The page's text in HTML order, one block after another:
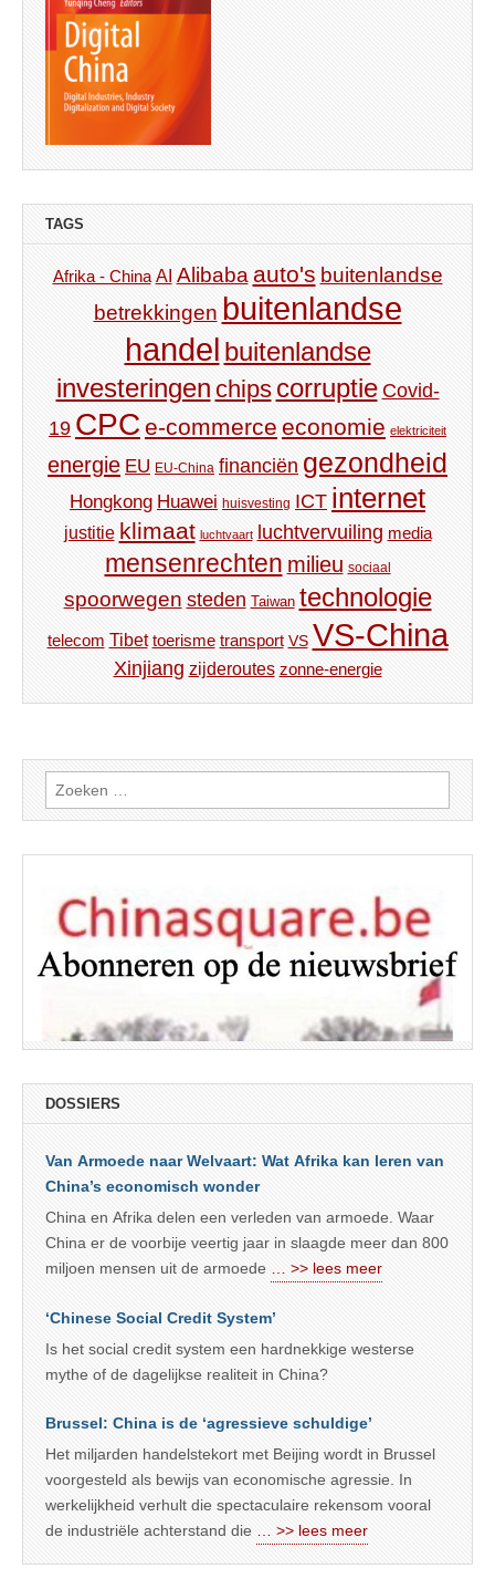
TAGS
Afrika - China AI Alibaba auto's buitenlandse
betrekkingen buitenlandse
handel buitenlandse
investeringen chips corruptie Covid-
19 CPC e-commerce economie elektriciteit
energie EU EU-China financiën gezondheid
Hongkong Huawei huisvesting ICT internet
justitie klimaat luchtvaart luchtvervuiling media
mensenrechten milieu sociaal
spoorwegen steden Taiwan technologie
telecom Tibet toerisme transport VS VS-China
Xinjiang zijderoutes zonne-energie
Zoeken
naar:
DOSSIERS
Van Armoede naar Welvaart: Wat Afrika kan leren van
China’s economisch wonder
China en Afrika delen een verleden van armoede. Waar
China er de voorbije veertig jaar in slaagde meer dan 800
miljoen mensen uit de armoede
… >> lees meer
‘Chinese Social Credit System’
Is het social credit system een hardnekkige westerse
mythe of de dagelijkse realiteit in China?
Brussel: China is de ‘agressieve schuldige’
Het miljarden handelstekort met Beijing wordt in Brussel
voorgesteld als bewijs van economische agressie. In
werkelijkheid verhult die spectaculaire rekensom vooral
de industriële achterstand die
… >> lees meer